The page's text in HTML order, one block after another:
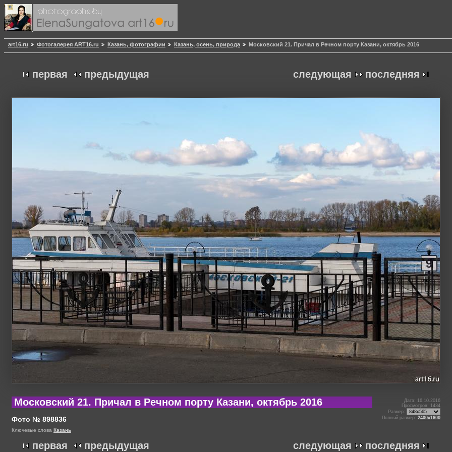
art16.ru Фотогалерея ART16.ru Казань, фотографии Казань, осень, природа Московский 21. Причал в Речном порту Казани, октябрь 2016
следующая последняя
первая предыдущая
Московский 21. Причал в Речном порту Казани, октябрь 2016
Фото № 898836
Дата: 16.10.2016
Просмотров: 1434
Размер:
Полный размер: 2400x1600
Ключевые слова Казань
следующая последняя
первая предыдущая